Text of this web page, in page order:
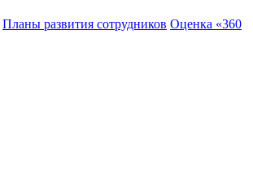
Планы развития сотрудников Оценка «360